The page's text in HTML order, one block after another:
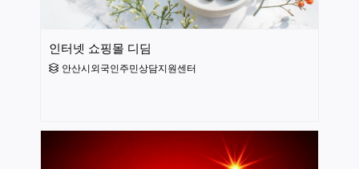
인터넷 쇼핑몰 디딤
안산시외국인주민상담지원센터